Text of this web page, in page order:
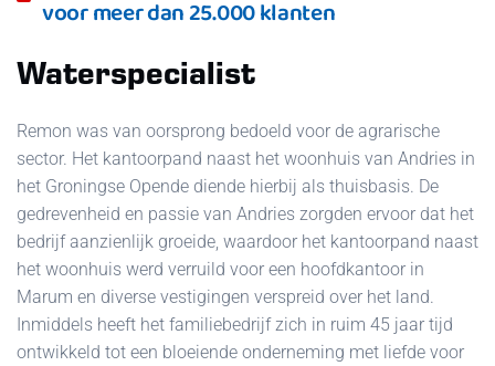
voor meer dan 25.000 klanten
Waterspecialist
Remon was van oorsprong bedoeld voor de agrarische
sector. Het kantoorpand naast het woonhuis van Andries in
het Groningse Opende diende hierbij als thuisbasis. De
gedrevenheid en passie van Andries zorgden ervoor dat het
bedrijf aanzienlijk groeide, waardoor het kantoorpand naast
het woonhuis werd verruild voor een hoofdkantoor in
Marum en diverse vestigingen verspreid over het land.
Inmiddels heeft het familiebedrijf zich in ruim 45 jaar tijd
ontwikkeld tot een bloeiende onderneming met liefde voor